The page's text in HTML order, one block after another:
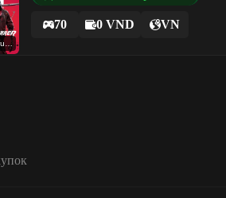
Ghostrunner
70 0 VND VN